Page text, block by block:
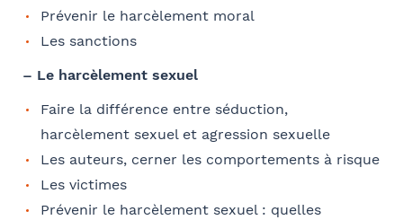
Prévenir le harcèlement moral
Les sanctions
– Le harcèlement sexuel
Faire la différence entre séduction,
harcèlement sexuel et agression sexuelle
Les auteurs, cerner les comportements à risque
Les victimes
Prévenir le harcèlement sexuel : quelles
Coordonnées de l’organisme
OPCO
Prénom
Valider